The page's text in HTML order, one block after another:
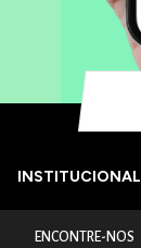
INSTITUCIONAL
ENCONTRE-NOS